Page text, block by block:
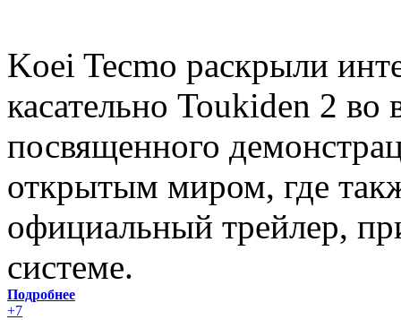
Koei Tecmo раскрыли
касательно Toukiden 2
посвященного
открытым миром, где
официальный трейлер,
системе.
Подробнее
+7